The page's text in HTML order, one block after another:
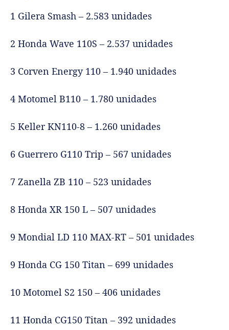
1 Gilera Smash – 2.583 unidades
2 Honda Wave 110S – 2.537 unidades
3 Corven Energy 110 – 1.940 unidades
4 Motomel B110 – 1.780 unidades
5 Keller KN110-8 – 1.260 unidades
6 Guerrero G110 Trip – 567 unidades
7 Zanella ZB 110 – 523 unidades
8 Honda XR 150 L – 507 unidades
9 Mondial LD 110 MAX-RT – 501 unidades
9 Honda CG 150 Titan – 699 unidades
10 Motomel S2 150 – 406 unidades
11 Honda CG150 Titan – 392 unidades